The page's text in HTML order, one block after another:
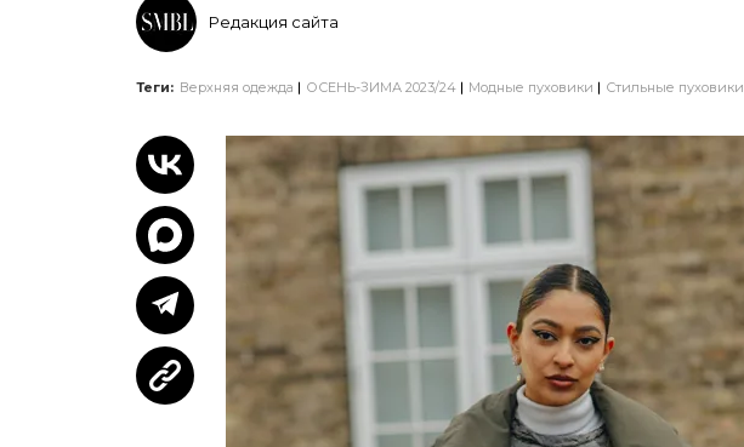
Редакция сайта
Теги: Верхняя одежда ОСЕНЬ-ЗИМА 2023/24 Модные пуховики Стильные пуховики